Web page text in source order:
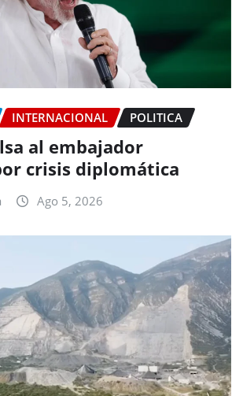
INTERNACIONAL POLITICA
al embajador
crisis diplomática
Ago 5, 2026